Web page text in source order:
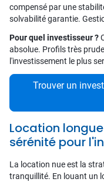
compensé par une
solvabilité garantie.
Pour quel investisseur ?
absolue. Profils très
l'investissement le plus
Trouver un
Location
sérénité pour
La location nue est la
tranquillité. En louant un